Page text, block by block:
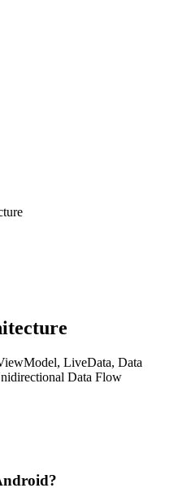
LiveData, Data
Data Flow